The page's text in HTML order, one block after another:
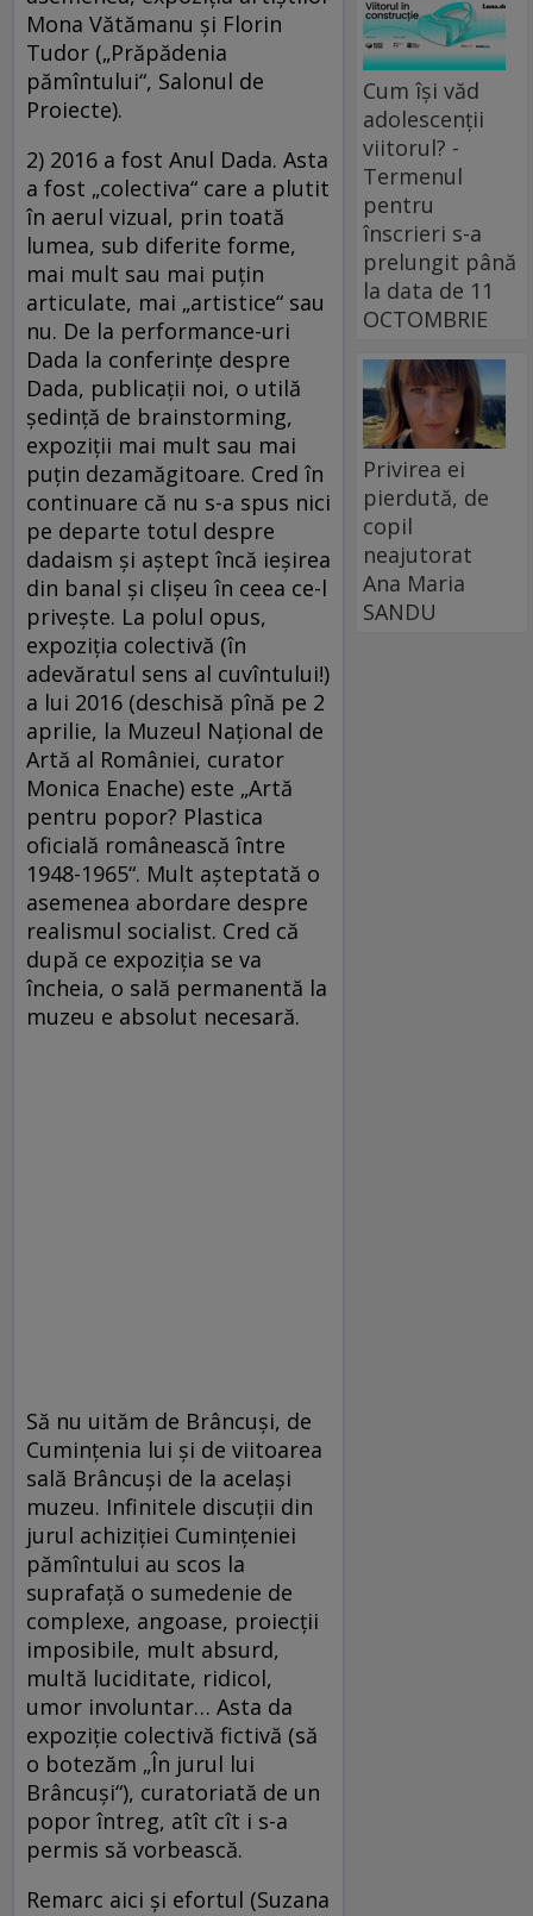
Mona Vătămanu şi Florin
Tudor („Prăpădenia
pămîntului“, Salonul de
Proiecte).
2) 2016 a fost Anul Dada. Asta
a fost „colectiva“ care a plutit
în aerul vizual, prin toată
lumea, sub diferite forme,
mai mult sau mai puţin
articulate, mai „artistice“ sau
nu. De la performance-uri
Dada la conferinţe despre
Dada, publicaţii noi, o utilă
şedinţă de brainstorming,
expoziţii mai mult sau mai
puţin dezamăgitoare. Cred în
continuare că nu s-a spus nici
pe departe totul despre
dadaism şi aştept încă ieşirea
din banal şi clişeu în ceea ce-l
priveşte. La polul opus,
expoziţia colectivă (în
adevăratul sens al cuvîntului!)
a lui 2016 (deschisă pînă pe 2
aprilie, la Muzeul Naţional de
Artă al României, curator
Monica Enache) este „Artă
pentru popor? Plastica
oficială românească între
1948-1965“. Mult aşteptată o
asemenea abordare despre
realismul socialist. Cred că
după ce expoziţia se va
încheia, o sală permanentă la
muzeu e absolut necesară.
Să nu uităm de Brâncuşi, de
Cuminţenia lui şi de viitoarea
sală Brâncuşi de la acelaşi
muzeu. Infinitele discuţii din
jurul achiziţiei Cuminţeniei
pămîntului au scos la
suprafaţă o sumedenie de
complexe, angoase, proiecţii
imposibile, mult absurd,
multă luciditate, ridicol,
umor involuntar… Asta da
expoziţie colectivă fictivă (să
o botezăm „În jurul lui
Brâncuşi“), curatoriată de un
popor întreg, atît cît i s-a
permis să vorbească.
Remarc aici şi efortul (Suzana
Cum își văd
adolescenții
viitorul? -
Termenul
pentru
înscrieri s-a
prelungit până
la data de 11
OCTOMBRIE
Privirea ei
pierdută, de
copil
neajutorat
Ana Maria
SANDU